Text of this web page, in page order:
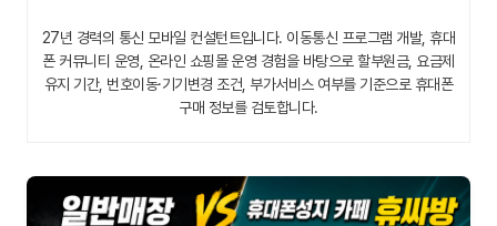
27년 경력의 통신 모바일 컨설턴트입니다. 이동통신 프로그램 개발, 휴대
폰 커뮤니티 운영, 온라인 쇼핑몰 운영 경험을 바탕으로 할부원금, 요금제
유지 기간, 번호이동·기기변경 조건, 부가서비스 여부를 기준으로 휴대폰
구매 정보를 검토합니다.